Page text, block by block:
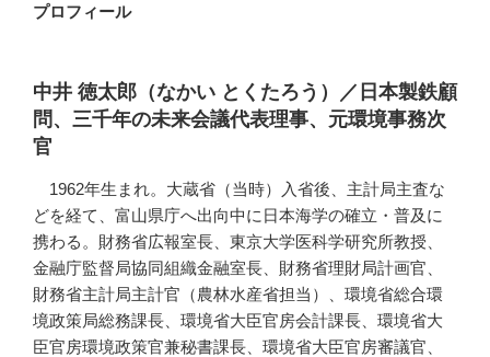
プロフィール
中井 徳太郎（なかい とくたろう）／日本製鉄顧
問、三千年の未来会議代表理事、元環境事務次
官
1962年生まれ。大蔵省（当時）入省後、主計局主査な
どを経て、富山県庁へ出向中に日本海学の確立・普及に
携わる。財務省広報室長、東京大学医科学研究所教授、
金融庁監督局協同組織金融室長、財務省理財局計画官、
財務省主計局主計官（農林水産省担当）、環境省総合環
境政策局総務課長、環境省大臣官房会計課長、環境省大
臣官房環境政策官兼秘書課長、環境省大臣官房審議官、